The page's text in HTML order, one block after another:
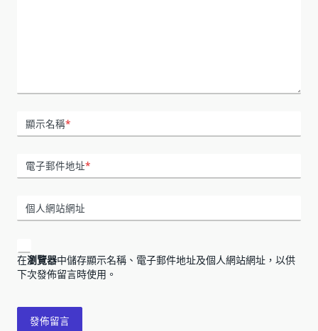
顯示名稱*
電子郵件地址*
個人網站網址
在瀏覽器中儲存顯示名稱、電子郵件地址及個人網站網址，以供
下次發佈留言時使用。